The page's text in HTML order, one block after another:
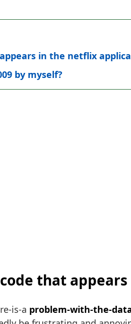
in the netflix
by myself?
that
is-a problem-with-the-